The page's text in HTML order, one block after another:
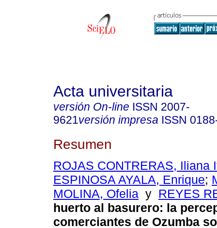
Acta universitaria
versión On-line ISSN 2007-
9621versión impresa ISSN
Resumen
ROJAS CONTRERAS, Iliana
ESPINOSA AYALA, Enrique;
MOLINA, Ofelia y REYES
huerto al basurero: la
comerciantes de Ozumba